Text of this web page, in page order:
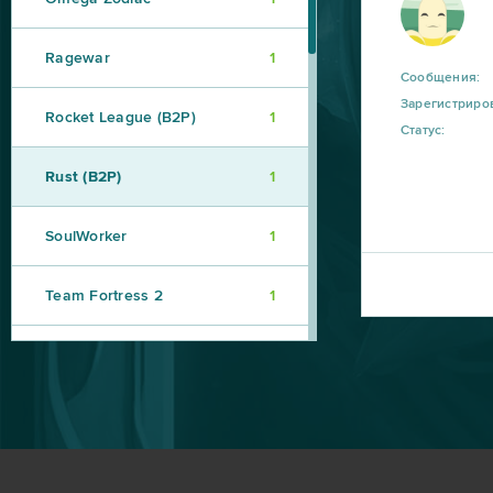
Сообщения:
Статус:
Ragewar 1
Rocket League (B2P) 1
Rust (B2P) 1
SoulWorker 1
Team Fortress 2 1